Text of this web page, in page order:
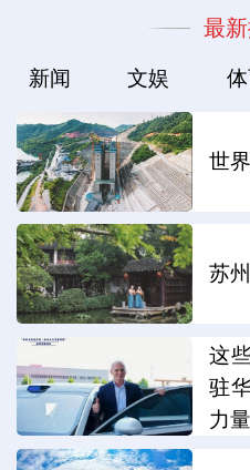
最
新闻 文娱
世
苏
这
驻
力量